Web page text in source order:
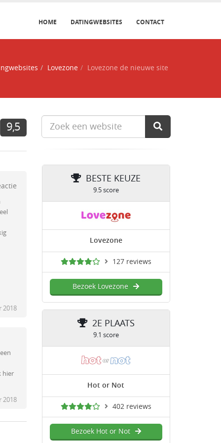
HOME DATINGWEBSITES CONTACT
Lovezone Lovezone de nieuwe site
9,5
2018
hier
2018
BESTE KEUZE
9.5 score
Lovezone
127 reviews
Bezoek Lovezone
2E PLAATS
9.1 score
Hot or Not
402 reviews
Bezoek Hot or Not